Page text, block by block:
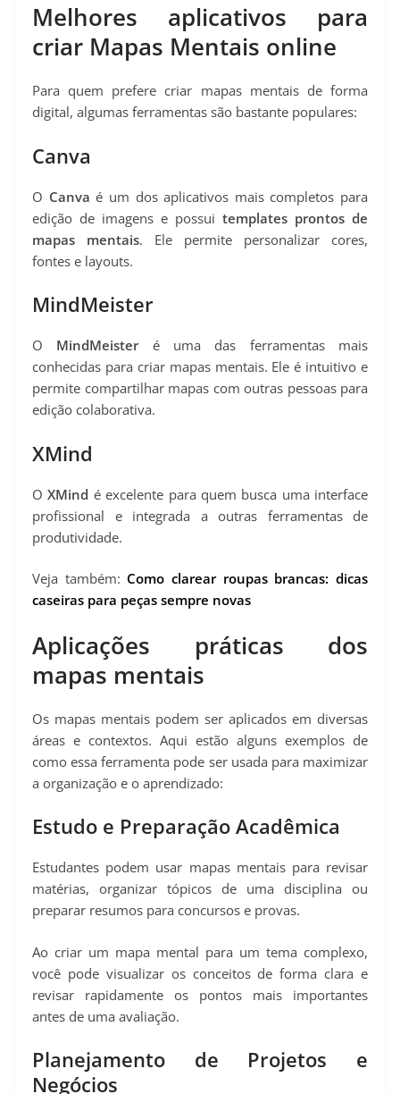
Melhores aplicativos para
criar Mapas Mentais online
Para quem prefere criar mapas mentais de forma
digital, algumas ferramentas são bastante populares:
Canva
O Canva é um dos aplicativos mais completos para
edição de imagens e possui templates prontos de
mapas mentais. Ele permite personalizar cores,
fontes e layouts.
MindMeister
O MindMeisteré uma das ferramentas mais
conhecidas para criar mapas mentais. Ele é intuitivo e
permite compartilhar mapas com outras pessoas para
edição colaborativa.
XMind
OXMind é excelente para quem busca uma interface
profissional e integrada a outras ferramentas de
produtividade.
Veja também: Como clarear roupas brancas: dicas
caseiras para peças sempre novas
Aplicações práticas dos
mapas mentais
Os mapas mentais podem ser aplicados em diversas
áreas e contextos. Aqui estão alguns exemplos de
como essa ferramenta pode ser usada para maximizar
a organização e o aprendizado:
Estudo e Preparação Acadêmica
Estudantes podem usar mapas mentais para revisar
matérias, organizar tópicos de uma disciplina ou
preparar resumos para concursos e provas.
Ao criar um mapa mental para um tema complexo,
você pode visualizar os conceitos de forma clara e
revisar rapidamente os pontos mais importantes
antes de uma avaliação.
Planejamento de Projetos e
Negócios